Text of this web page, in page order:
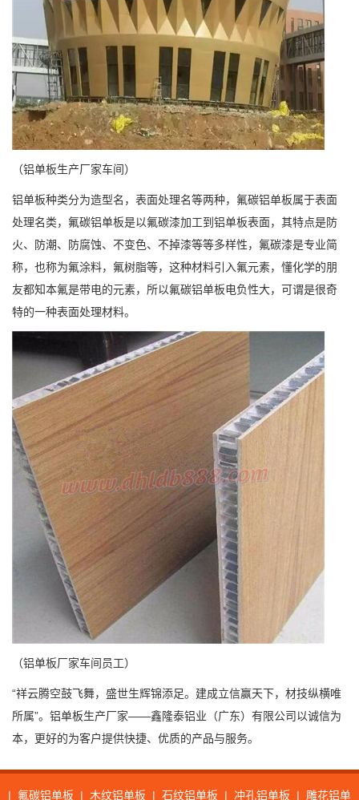
（铝单板生产厂家车间）
铝单板种类分为造型名，表面处理名等两种，氟碳铝单板属于表面
处理名类，氟碳铝单板是以氟碳漆加工到铝单板表面，其特点是防
火、防潮、防腐蚀、不变色、不掉漆等等多样性，氟碳漆是专业简
称，也称为氟涂料，氟树脂等，这种材料引入氟元素，懂化学的朋
友都知本氟是带电的元素，所以氟碳铝单板电负性大，可谓是很奇
特的一种表面处理材料。
（铝单板厂家车间员工）
“祥云腾空鼓飞舞，盛世生辉锦添足。建成立信赢天下，材技纵横唯
所属”。铝单板生产厂家——鑫隆泰铝业（广东）有限公司以诚信为
本，更好的为客户提供快捷、优质的产品与服务。
| 氟碳铝单板 | 木纹铝单板 | 石纹铝单板 | 冲孔铝单板 | 雕花铝单